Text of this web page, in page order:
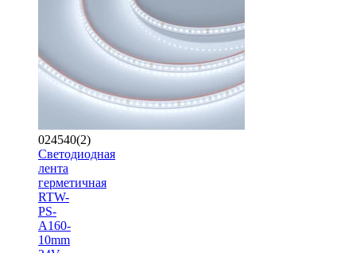
024540(2)
Светодиодная
лента
герметичная
RTW-
PS-
A160-
10mm